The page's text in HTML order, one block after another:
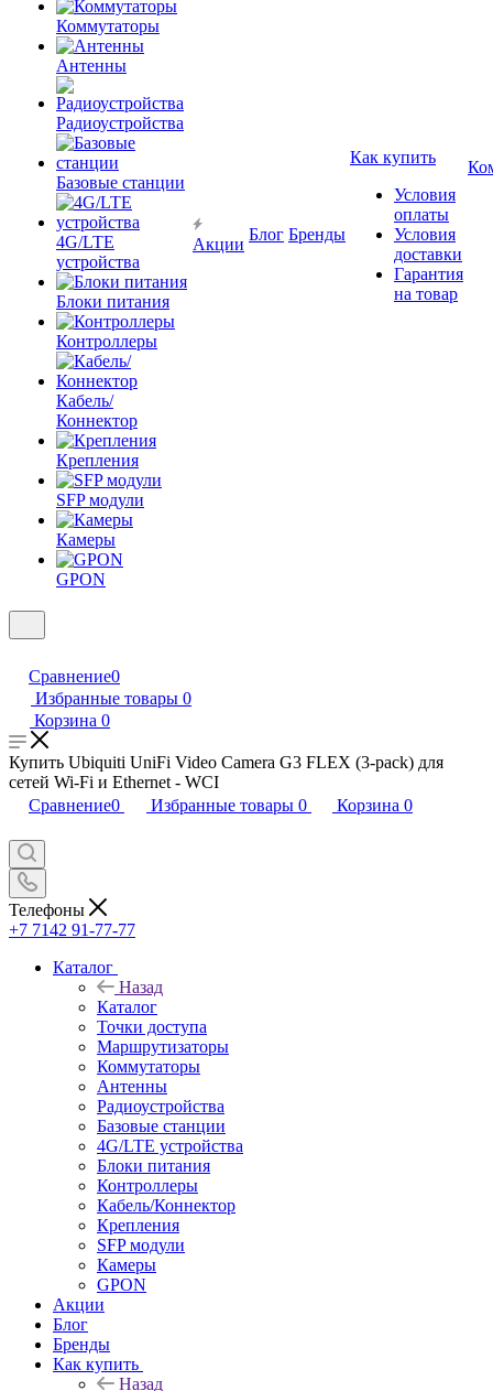
Коммутаторы
Антенны
Радиоустройства
Базовые станции
4G/LTE
устройства
Блоки питания
Контроллеры
Кабель/
Коннектор
Крепления
SFP модули
Камеры
GPON
Акции
Блог Бренды
Как купить
Условия
оплаты
Условия
доставки
Гарантия
на товар
Сравнение0
Избранные товары 0
Корзина 0
Купить Ubiquiti UniFi Video Camera G3 FLEX (3-pack) для
сетей Wi-Fi и Ethernet - WCI
Сравнение0 Избранные товары 0 Корзина 0
Телефоны
+7 7142 91-77-77
Каталог
Назад
Каталог
Точки доступа
Маршрутизаторы
Коммутаторы
Антенны
Радиоустройства
Базовые станции
4G/LTE устройства
Блоки питания
Контроллеры
Кабель/Коннектор
Крепления
SFP модули
Камеры
GPON
Акции
Блог
Бренды
Как купить
Назад